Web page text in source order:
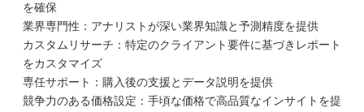
を確保
業界専門性：アナリストが深い業界知識と予測精度を提供
カスタムリサーチ：特定のクライアント要件に基づきレポート
をカスタマイズ
専任サポート：購入後の支援とデータ説明を提供
競争力のある価格設定：手頃な価格で高品質なインサイトを提